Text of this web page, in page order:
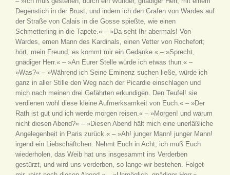
Degenstich in der Brust, und indem ich den Grafen von Wardes auf
der Straße von Calais in die Gosse spießte, wie einen
Schmetterling in die Tapete.« – »Da seht Ihr abermals! Von
Wardes, emen Mann des Kardinals, einen Vetter von Rochefort;
hört, mein Freund, es kommt mir ein Gedanke.« – »Sprecht,
gnädiger Herr.« – »An Eurer Stelle würde ich etwas thun.« –
»Was?« – »Während ich Seine Eminenz suchen ließe, würde ich
ganz in aller Stille den Weg nach der Picardie einschlagen und
mich nach meinen drei Gefährten erkundigen. Den Teufel! sie
verdienen wohl diese kleine Aufmerksamkeit von Euch.« – »Der
Rath ist gut und ich werde morgen reisen.« – »Morgen! und warum
nicht diesen Abend?« – »Diesen Abend hält mich eine unerläßliche
Angelegenheit in Paris zurück.« – »Ah! junger Mann! junger Mann!
irgend ein Liebschäftchen. Nehmt Euch in Acht, ich muß Euch
wiederholen, das Weib hat uns insgesammt ins Verderben
gestürzt, und wird uns verderben, so lange wir bestehen. Folget